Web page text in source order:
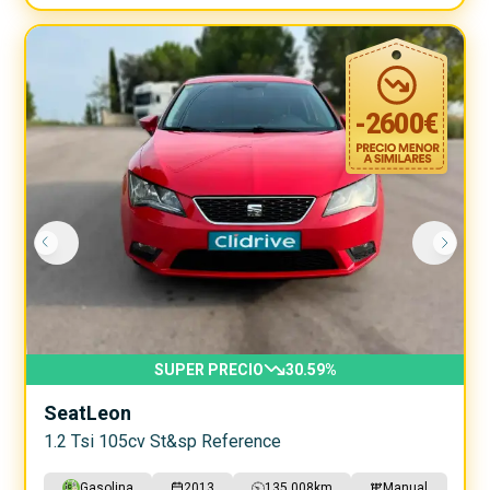
-2600€
SUPER PRECIO 30.59%
SeatLeon
1.2 Tsi 105cv St&sp Reference